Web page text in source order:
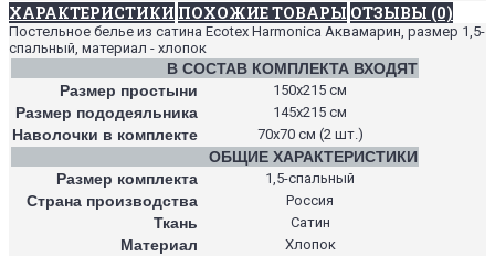
ХАРАКТЕРИСТИКИ ПОХОЖИЕ ТОВАРЫ ОТЗЫВЫ (0)
Постельное белье из сатина Ecotex Harmonica Аквамарин, размер 1,5-
спальный, материал - хлопок
В СОСТАВ КОМПЛЕКТА ВХОДЯТ
Размер простыни
150х215 см
Размер пододеяльника 145х215 см
Наволочки в комплекте 70х70 см (2 шт.)
ОБЩИЕ ХАРАКТЕРИСТИКИ
Размер комплекта
1,5-спальный
Страна производства Россия
Ткань Сатин
Материал Хлопок